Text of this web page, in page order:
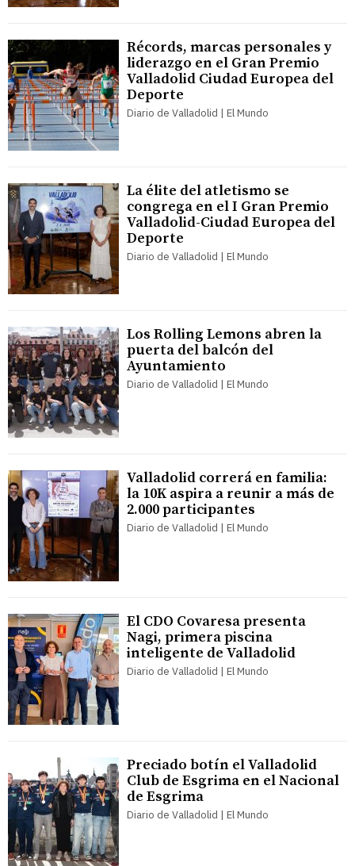
Récords, marcas personales y
liderazgo en el Gran Premio
Valladolid Ciudad Europea del
Deporte
Diario de Valladolid | El Mundo
La élite del atletismo se
congrega en el I Gran Premio
Valladolid-Ciudad Europea del
Deporte
Diario de Valladolid | El Mundo
Los Rolling Lemons abren la
puerta del balcón del
Ayuntamiento
Diario de Valladolid | El Mundo
Valladolid correrá en familia:
la 10K aspira a reunir a más de
2.000 participantes
Diario de Valladolid | El Mundo
El CDO Covaresa presenta
Nagi, primera piscina
inteligente de Valladolid
Diario de Valladolid | El Mundo
Preciado botín el Valladolid
Club de Esgrima en el Nacional
de Esgrima
Diario de Valladolid | El Mundo